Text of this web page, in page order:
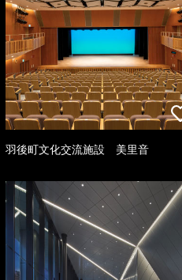
羽後町文化交流施設 美里音